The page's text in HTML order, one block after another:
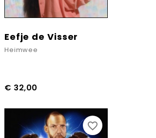
Eefje de Visser
Heimwee
€ 32,00
favorite_border